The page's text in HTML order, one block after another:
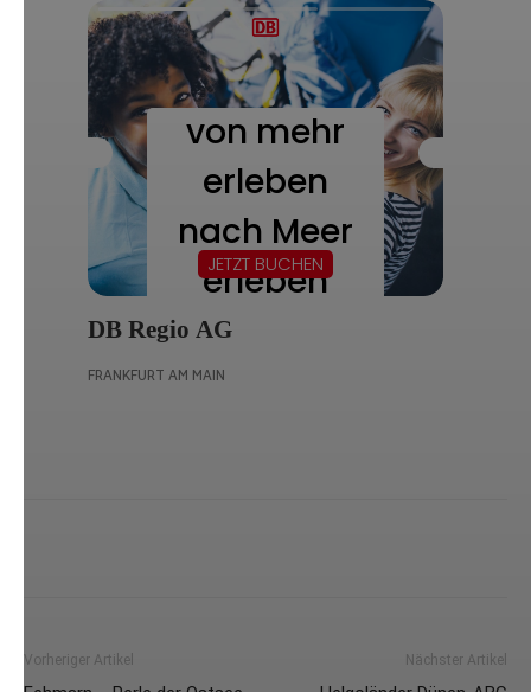
Vorheriger Artikel Nächster Artikel